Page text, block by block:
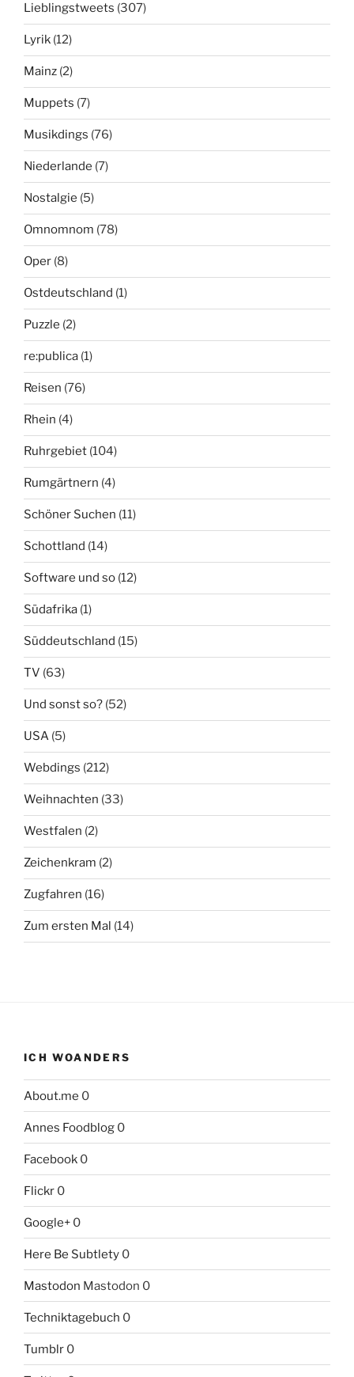
Lieblingstweets (307)
Lyrik (12)
Mainz (2)
Muppets (7)
Musikdings (76)
Niederlande (7)
Nostalgie (5)
Omnomnom (78)
Oper (8)
Ostdeutschland (1)
Puzzle (2)
re:publica (1)
Reisen (76)
Rhein (4)
Ruhrgebiet (104)
Rumgärtnern (4)
Schöner Suchen (11)
Schottland (14)
Software und so (12)
Südafrika (1)
Süddeutschland (15)
TV (63)
Und sonst so? (52)
USA (5)
Webdings (212)
Weihnachten (33)
Westfalen (2)
Zeichenkram (2)
Zugfahren (16)
Zum ersten Mal (14)
ICH WOANDERS
About.me 0
Annes Foodblog 0
Facebook 0
Flickr 0
Google+ 0
Here Be Subtlety 0
Mastodon Mastodon 0
Techniktagebuch 0
Tumblr 0